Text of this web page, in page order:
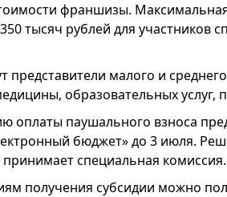
франшизы.
тысяч рублей для участников
малого и
образовательных услуг,
оплаты паушального взноса
бюджет» до 3 июля.
специальная комиссия.
получения субсидии можно